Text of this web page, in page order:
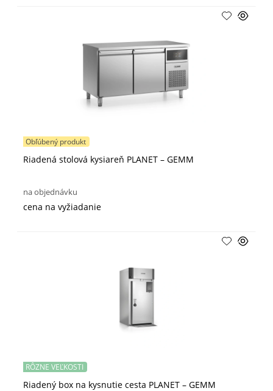
Riadená stolová kysiareň PLANET – GEMM
Obľúbený produkt
na objednávku
cena na vyžiadanie
Riadený box na kysnutie cesta PLANET – GEMM
RÔZNE VEĽKOSTI